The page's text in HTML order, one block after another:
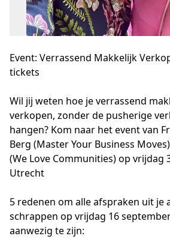
Event: Verrassend Makkelijk
tickets
Wil jij weten hoe je verrassend
verkopen, zonder de pusherige
hangen? Kom naar het event van
Berg (Master Your Business
(We Love Communities) op vrijdag
Utrecht
5 redenen om alle afspraken uit je
schrappen op vrijdag 16
aanwezig te zijn: